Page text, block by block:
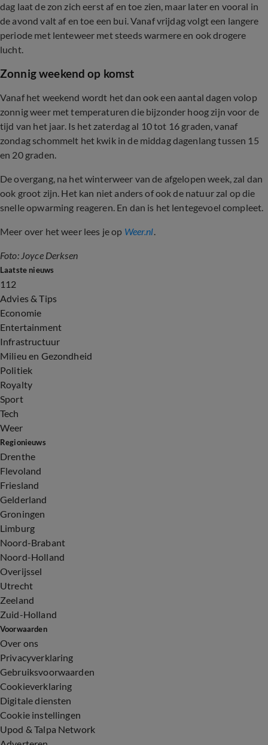
dag laat de zon zich eerst af en toe zien, maar later en vooral in
de avond valt af en toe een bui. Vanaf vrijdag volgt een langere
periode met lenteweer met steeds warmere en ook drogere
lucht.
Zonnig weekend op komst
Vanaf het weekend wordt het dan ook een aantal dagen volop
zonnig weer met temperaturen die bijzonder hoog zijn voor de
tijd van het jaar. Is het zaterdag al 10 tot 16 graden, vanaf
zondag schommelt het kwik in de middag dagenlang tussen 15
en 20 graden.
De overgang, na het winterweer van de afgelopen week, zal dan
ook groot zijn. Het kan niet anders of ook de natuur zal op die
snelle opwarming reageren. En dan is het lentegevoel compleet.
Meer over het weer lees je op Weer.nl.
Foto: Joyce Derksen
Laatste nieuws
112
Advies & Tips
Economie
Entertainment
Infrastructuur
Milieu en Gezondheid
Politiek
Royalty
Sport
Tech
Weer
Regionieuws
Drenthe
Flevoland
Friesland
Gelderland
Groningen
Limburg
Noord-Brabant
Noord-Holland
Overijssel
Utrecht
Zeeland
Zuid-Holland
Voorwaarden
Over ons
Privacyverklaring
Gebruiksvoorwaarden
Cookieverklaring
Digitale diensten
Cookie instellingen
Upod & Talpa Network